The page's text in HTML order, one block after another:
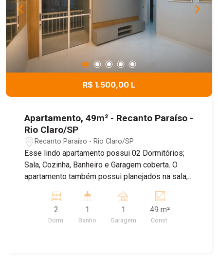
R$ 1.500,00 L
Apartamento, 49m² - Recanto Paraíso -
Rio Claro/SP
Recanto Paraíso - Rio Claro/SP
Esse lindo apartamento possui 02 Dormitórios;
Sala, Cozinha, Banheiro e Garagem coberta. O
apartamento também possui planejados na sala,
Todo reformado, recentemente. No quarto
planejado, possui cabeceira até o teto, 02 mesas
de cabeceira, com espelhos nas 02 laterais até o
2
Dorm.
1
Banho
1
Garagem
49 m²
Const.